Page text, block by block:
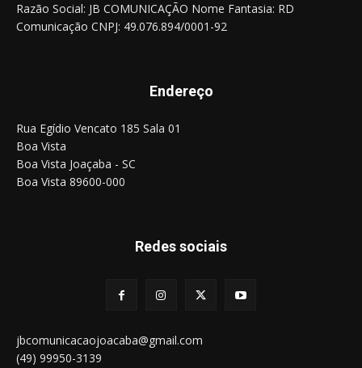
Razão Social: JB COMUNICAÇÃO Nome Fantasia: RD
Comunicação CNPJ: 49.076.894/0001-92
Endereço
Rua Egídio Vencato 185 Sala 01
Boa Vista
Boa Vista Joaçaba - SC
Boa Vista 89600-000
Redes sociais
jbcomunicacaojoacaba@gmail.com
(49) 99950-3139